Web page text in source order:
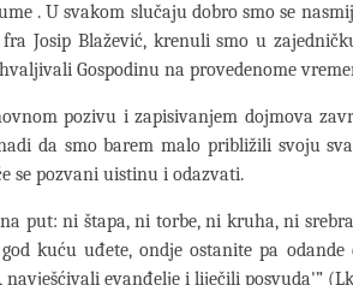
. U svakom slučaju dobro smo se
Josip Blažević, krenuli smo u
Gospodinu na provedenome
pozivu i zapisivanjem dojmova
da smo barem malo približili svoju
se pozvani uistinu i odazvati.
put: ni štapa, ni torbe, ni kruha, ni
kuću uđete, ondje ostanite pa odande
evanđelje i liječili posvuda'”